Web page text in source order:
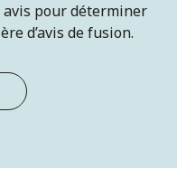
pour déterminer
d’avis de fusion.